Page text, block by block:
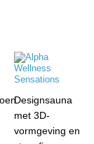
Designsauna
met 3D-
vormgeving en